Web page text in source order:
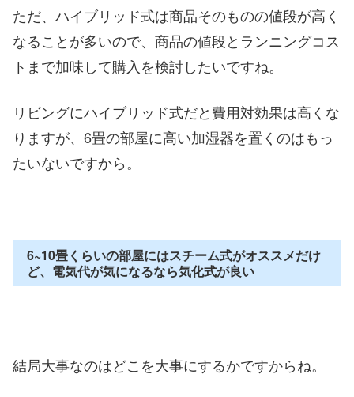
ただ、ハイブリッド式は商品そのものの値段が高く
なることが多いので、商品の値段とランニングコス
トまで加味して購入を検討したいですね。
リビングにハイブリッド式だと費用対効果は高くな
りますが、6畳の部屋に高い加湿器を置くのはもっ
たいないですから。
6~10畳くらいの部屋にはスチーム式がオススメだけ
ど、電気代が気になるなら気化式が良い
結局大事なのはどこを大事にするかですからね。